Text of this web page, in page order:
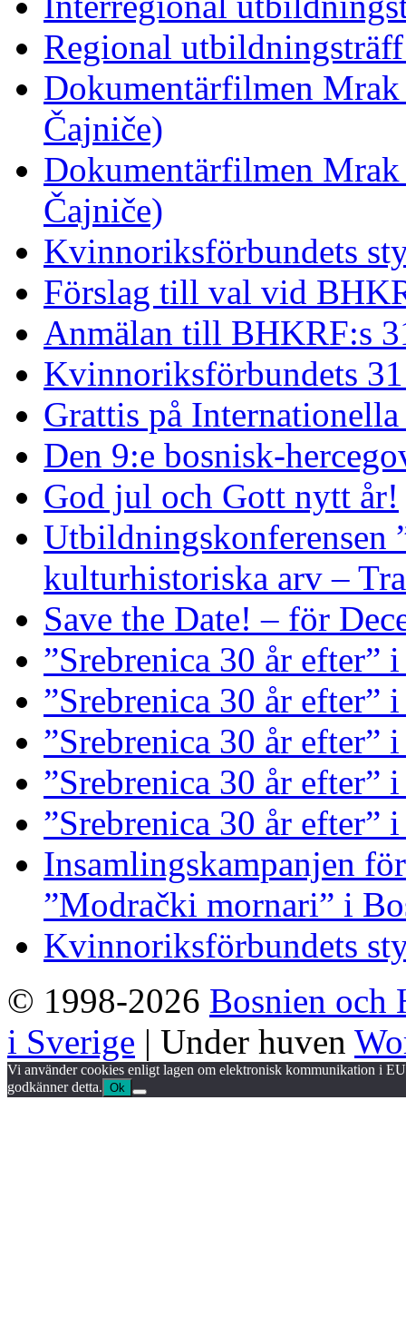
Regional
Dokumentärfilmen
Čajniče)
Dokumentärfilmen
Čajniče)
Kvinnoriksförbundets
Förslag till val vid
Anmälan till BHKRF:s
Kvinnoriksförbundets
Grattis på
Den 9:e bosnisk-
God jul och Gott nytt år!
Utbildningskonferensen
kulturhistoriska arv –
Save the Date! – för
”Srebrenica 30 år efter”
”Srebrenica 30 år efter”
”Srebrenica 30 år efter”
”Srebrenica 30 år efter”
”Srebrenica 30 år efter”
Insamlingskampanjen
”Modrački mornari” i
Kvinnoriksförbundets
© 1998-2026 Bosnien och
i Sverige | Under huven
Vi använder cookies enligt lagen om elektronisk kommunikation i
godkänner detta. Ok